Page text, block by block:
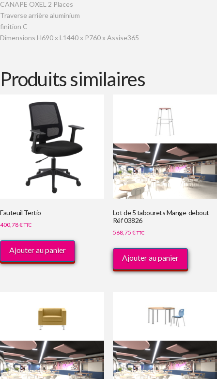
CANAPE OXEL 2 Places
Traverse arrière aluminium
finition C
Dimensions H690 x L1440 x P760 x Assise365
Produits similaires
Fauteuil Tertio
400,78€TTC
Ajouter au panier
Lot de 5 tabourets Mange-debout
Réf 03826
568,75 €TTC
Ajouter au panier